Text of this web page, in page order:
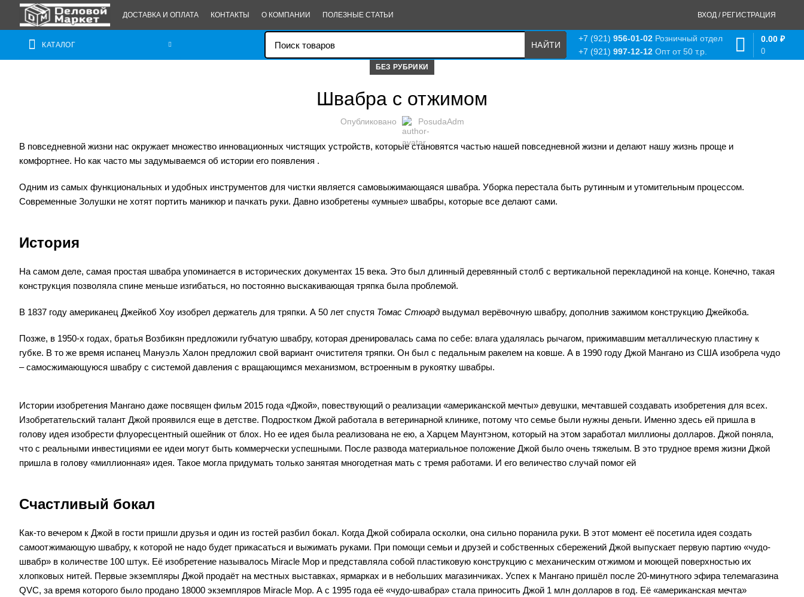
ДОСТАВКА И ОПЛАТА КОНТАКТЫ О КОМПАНИИ ПОЛЕЗНЫЕ СТАТЬИ ВХОД / РЕГИСТРАЦИЯ
КАТАЛОГ
+7 (921) 956-01-02 Розничный отдел
+7 (921) 997-12-12 Опт от 50 т.р. 0
0.00 ₽
БЕЗ РУБРИКИ
Швабра с отжимом
Опубликовано PosudaAdm
В повседневной жизни нас окружает множество инновационных чистящих устройств, которые становятся частью нашей повседневной жизни и делают нашу жизнь проще и
комфортнее. Но как часто мы задумываемся об истории его появления .
Одним из самых функциональных и удобных инструментов для чистки является самовыжимающаяся швабра. Уборка перестала быть рутинным и утомительным процессом.
Современные Золушки не хотят портить маникюр и пачкать руки. Давно изобретены «умные» швабры, которые все делают сами.
История
На самом деле, самая простая швабра упоминается в исторических документах 15 века. Это был длинный деревянный столб с вертикальной перекладиной на конце. Конечно, такая
конструкция позволяла спине меньше изгибаться, но постоянно выскакивающая тряпка была проблемой.
В 1837 году американец Джейкоб Хоу изобрел держатель для тряпки. А 50 лет спустя Томас Стюард выдумал верёвочную швабру, дополнив зажимом конструкцию Джейкоба.
Позже, в 1950-х годах, братья Возбикян предложили губчатую швабру, которая дренировалась сама по себе: влага удалялась рычагом, прижимавшим металлическую пластину к
губке. В то же время испанец Мануэль Халон предложил свой вариант очистителя тряпки. Он был с педальным ракелем на ковше. А в 1990 году Джой Мангано из США изобрела чудо
– самосжимающуюся швабру с системой давления с вращающимся механизмом, встроенным в рукоятку швабры.
Истории изобретения Мангано даже посвящен фильм 2015 года «Джой», повествующий о реализации «американской мечты» девушки, мечтавшей создавать изобретения для всех.
Изобретательский талант Джой проявился еще в детстве. Подростком Джой работала в ветеринарной клинике, потому что семье были нужны деньги. Именно здесь ей пришла в
голову идея изобрести флуоресцентный ошейник от блох. Но ее идея была реализована не ею, а Харцем Маунтэном, который на этом заработал миллионы долларов. Джой поняла,
что с реальными инвестициями ее идеи могут быть коммерчески успешными. После развода материальное положение Джой было очень тяжелым. В это трудное время жизни Джой
пришла в голову «миллионная» идея. Такое могла придумать только занятая многодетная мать с тремя работами. И его величество случай помог ей
Счастливый бокал
Как-то вечером к Джой в гости пришли друзья и один из гостей разбил бокал. Когда Джой собирала осколки, она сильно поранила руки. В этот момент её посетила идея создать
самоотжимающую швабру, к которой не надо будет прикасаться и выжимать руками. При помощи семьи и друзей и собственных сбережений Джой выпускает первую партию «чудо-
швабр» в количестве 100 штук. Её изобретение называлось Miracle Mop и представляла собой пластиковую конструкцию с механическим отжимом и моющей поверхностью их
хлопковых нитей. Первые экземпляры Джой продаёт на местных выставках, ярмарках и в небольших магазинчиках. Успех к Мангано пришёл после 20-минутного эфира телемагазина
QVC, за время которого было продано 18000 экземпляров Miracle Mop. А с 1995 года её «чудо-швабра» стала приносить Джой 1 млн долларов в год. Её «американская мечта»